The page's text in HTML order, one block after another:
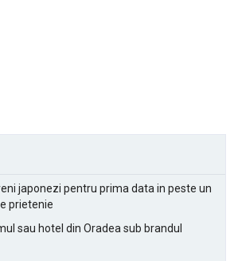
japonezi pentru prima data in peste un
prietenie
sau hotel din Oradea sub brandul